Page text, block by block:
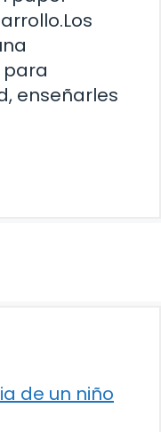
enseñarles
de un niño